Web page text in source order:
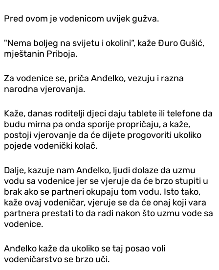
Pred ovom je vodenicom uvijek gužva.
"Nema boljeg na svijetu i okolini“, kaže Đuro Gušić,
mještanin Priboja.
Za vodenice se, priča Anđelko, vezuju i razna
narodna vjerovanja.
Kaže, danas roditelji djeci daju tablete ili telefone da
budu mirna pa onda sporije propričaju, a kaže,
postoji vjerovanje da će dijete progovoriti ukoliko
pojede vodenički kolač.
Dalje, kazuje nam Anđelko, ljudi dolaze da uzmu
vodu sa vodenice jer se vjeruje da će brzo stupiti u
brak ako se partneri okupaju tom vodu. Isto tako,
kaže ovaj vodeničar, vjeruje se da će onaj koji vara
partnera prestati to da radi nakon što uzmu vode sa
vodenice.
Anđelko kaže da ukoliko se taj posao voli
vodeničarstvo se brzo uči.